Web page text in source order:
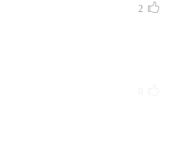
2